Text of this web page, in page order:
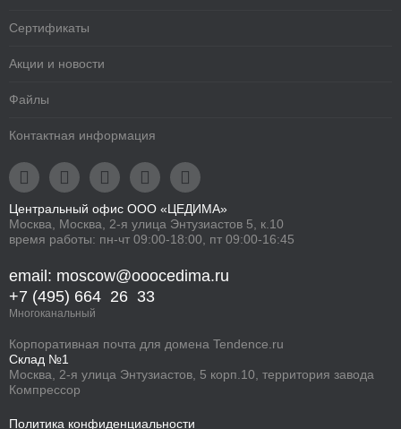
Сертификаты
Акции и новости
Файлы
Контактная информация
    
Центральный офис ООО «ЦЕДИМА»
Москва, Москва, 2-я улица Энтузиастов 5, к.10
время работы: пн-чт 09:00-18:00, пт 09:00-16:45
email: moscow@ooocedima.ru
+7 (495) 664 26 33
Многоканальный
Корпоративная почта для домена Tendence.ru
Склад №1
Москва, 2-я улица Энтузиастов, 5 корп.10, территория завода
Компрессор
Политика конфиденциальности